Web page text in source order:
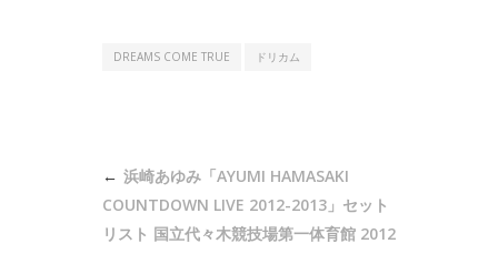
DREAMS COME TRUE ドリカム
浜崎あゆみ「AYUMI HAMASAKI
COUNTDOWN LIVE 2012-2013」セット
リスト 国立代々木競技場第一体育館 2012